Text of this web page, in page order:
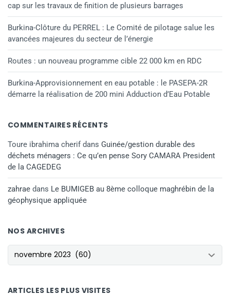
cap sur les travaux de finition de plusieurs barrages
Burkina-Clôture du PERREL : Le Comité de pilotage salue les
avancées majeures du secteur de l’énergie
Routes : un nouveau programme cible 22 000 km en RDC
Burkina-Approvisionnement en eau potable : le PASEPA-2R
démarre la réalisation de 200 mini Adduction d’Eau Potable
COMMENTAIRES RÉCENTS
Toure ibrahima cherifdans Guinée/gestion durable des
déchets ménagers : Ce qu’en pense Sory CAMARA President
de la CAGEDEG
zahrae dans Le BUMIGEB au 8ème colloque maghrébin de la
géophysique appliquée
NOS ARCHIVES
NOS ARCHIVES
ARTICLES LES PLUS VISITES